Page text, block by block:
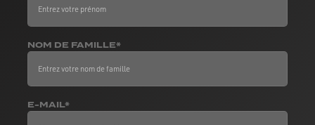
NOM DE FAMILLE*
E-MAIL*